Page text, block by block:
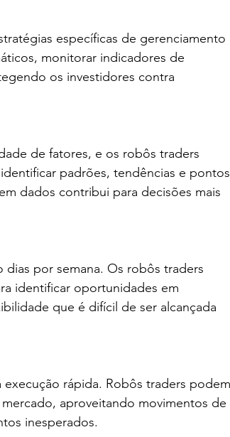
monitorar indicadores de
os investidores contra
padrões, tendências e pontos
dados contribui para decisões mais
identificar oportunidades em
que é difícil de ser alcançada
aproveitando movimentos de
inesperados.